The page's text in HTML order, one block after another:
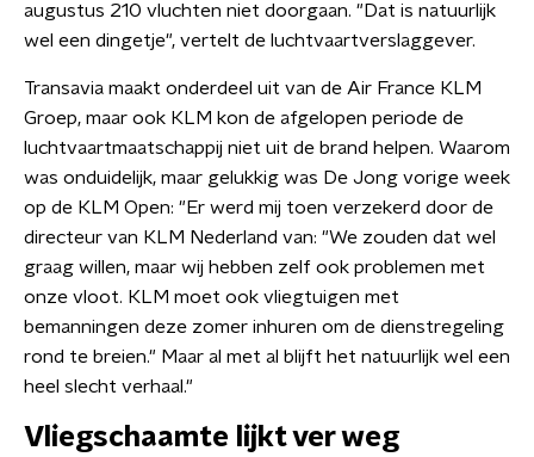
augustus 210 vluchten niet doorgaan. "Dat is natuurlijk
wel een dingetje", vertelt de luchtvaartverslaggever.
Transavia maakt onderdeel uit van de Air France KLM
Groep, maar ook KLM kon de afgelopen periode de
luchtvaartmaatschappij niet uit de brand helpen. Waarom
was onduidelijk, maar gelukkig was De Jong vorige week
op de KLM Open: "Er werd mij toen verzekerd door de
directeur van KLM Nederland van: "We zouden dat wel
graag willen, maar wij hebben zelf ook problemen met
onze vloot. KLM moet ook vliegtuigen met
bemanningen deze zomer inhuren om de dienstregeling
rond te breien." Maar al met al blijft het natuurlijk wel een
heel slecht verhaal."
Vliegschaamte lijkt ver weg